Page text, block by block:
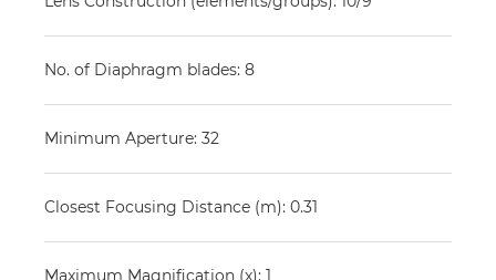
No. of Diaphragm blades: 8
Minimum Aperture: 32
Closest Focusing Distance (m): 0.31
Maximum Magnification (x): 1